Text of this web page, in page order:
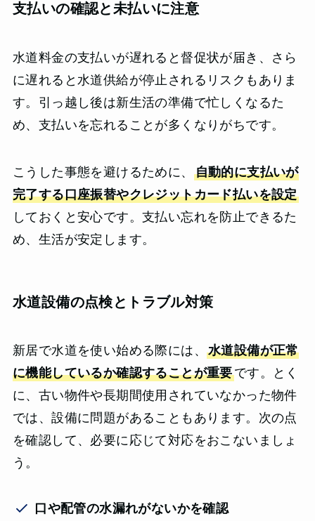
支払いの確認と未払いに注意
水道料金の支払いが遅れると督促状が届き、さら
に遅れると水道供給が停止されるリスクもありま
す。引っ越し後は新生活の準備で忙しくなるた
め、支払いを忘れることが多くなりがちです。
こうした事態を避けるために、 自動的に支払いが
完了する口座振替やクレジットカード払いを設定
しておくと安心です。支払い忘れを防止できるた
め、生活が安定します。
水道設備の点検とトラブル対策
新居で水道を使い始める際には、 水道設備が正常
に機能しているか確認することが重要です。とく
に、古い物件や長期間使用されていなかった物件
では、設備に問題があることもあります。次の点
を確認して、必要に応じて対応をおこないましょ
う。
口や配管の水漏れがないかを確認